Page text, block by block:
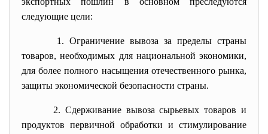
следующие цели:
1. Ограничение вывоза за пределы страны
товаров, необходимых для национальной экономики,
для более полного насыщения отечественного рынка,
защиты экономической безопасности страны.
2. Сдерживание вывоза сырьевых товаров и
продуктов первичной обработки и стимулирование